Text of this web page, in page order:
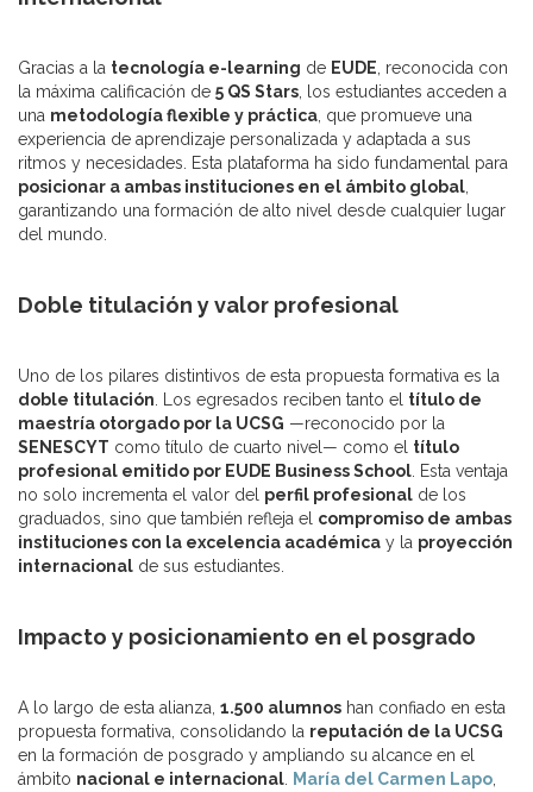
Gracias a la tecnología e-learning de EUDE , reconocida con
la máxima calificación de 5 QS Stars , los estudiantes acceden a
una metodología flexible y práctica , que promueve una
experiencia de aprendizaje personalizada y adaptada a sus
ritmos y necesidades. Esta plataforma ha sido fundamental para
posicionar a ambas instituciones en el ámbito global
garantizando una formación de alto nivel desde cualquier lugar
del mundo.
Doble titulación y valor profesional
Uno de los pilares distintivos de esta propuesta formativa es la
doble titulación . Los egresados reciben tanto el título de
maestría otorgado por la UCSG —reconocido por la
SENESCYT como título de cuarto nivel— como el título
profesional emitido por EUDE Business School . Esta ventaja
no solo incrementa el valor del perfil profesional de los
graduados, sino que también refleja el compromiso de ambas
instituciones con la excelencia académica y la proyección
internacional de sus estudiantes.
Impacto y posicionamiento en el posgrado
A lo largo de esta alianza, 1.500 alumnos han confiado en esta
propuesta formativa, consolidando la reputación de la UCSG
en la formación de posgrado y ampliando su alcance en el
ámbito nacional e internacional María del Carmen Lapo